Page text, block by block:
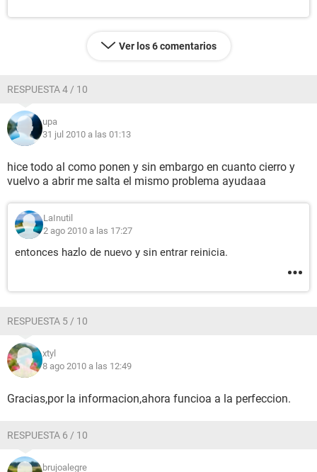
Ver los 6 comentarios
RESPUESTA 4 / 10
upa
31 jul 2010 a las 01:13
hice todo al como ponen y sin embargo en cuanto cierro y
vuelvo a abrir me salta el mismo problema ayudaaa
LaInutil
2 ago 2010 a las 17:27
entonces hazlo de nuevo y sin entrar reinicia.
RESPUESTA 5 / 10
xtyl
8 ago 2010 a las 12:49
Gracias,por la informacion,ahora funcioa a la perfeccion.
RESPUESTA 6 / 10
brujoalegre